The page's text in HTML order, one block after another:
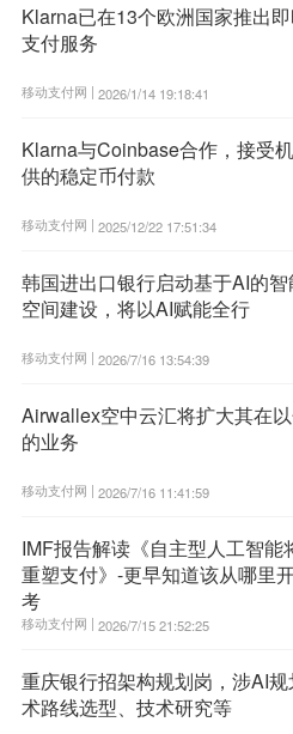
Klarna已在13个欧洲国家推出
支付服务
移动支付网 | 2026/1/14 19:18:41
Klarna与Coinbase合作，接受
供的稳定币付款
移动支付网 | 2025/12/22 17:51:34
韩国进出口银行启动基于AI的
空间建设，将以AI赋能全行
移动支付网 | 2026/7/16 13:54:39
Airwallex空中云汇将扩大其在
的业务
移动支付网 | 2026/7/16 11:41:59
IMF报告解读《自主型人工智能
重塑支付》-更早知道该从哪里
考
移动支付网 | 2026/7/15 21:52:25
重庆银行招架构规划岗，涉AI
术路线选型、技术研究等